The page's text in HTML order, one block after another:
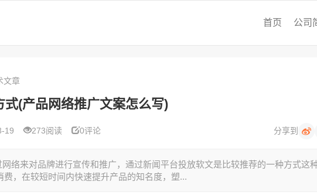
首页 公司
文章
式(产品网络推广文案怎么写)
19 273阅读 0评论 分享到
络来对品牌进行宣传和推广，通过新闻平台投放软文是比较推荐的一种方式这
，在较短时间内快速提升产品的知名度，塑...